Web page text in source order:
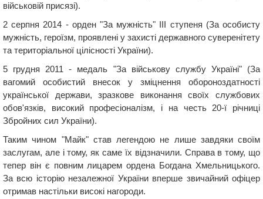
військовій присязі).
2 серпня 2014 - орден "За мужність" ІІІ ступеня (За особисту
мужність, героїзм, проявлені у захисті державного суверенітету
та територіальної цілісності України).
5 грудня 2011 - медаль "За військову службу Україні" (За
вагомий особистий внесок у зміцнення обороноздатності
української держави, зразкове виконання своїх службових
обов'язків, високий професіоналізм, і на честь 20-ї річниці
Збройних сил України).
Таким чином "Майк" став легендою не лише завдяки своїм
заслугам, але і тому, як саме їх відзначили. Справа в тому, що
тепер він є повним лицарем ордена Богдана Хмельницького.
За всю історію незалежної України вперше звичайний офіцер
отримав настільки високі нагороди.